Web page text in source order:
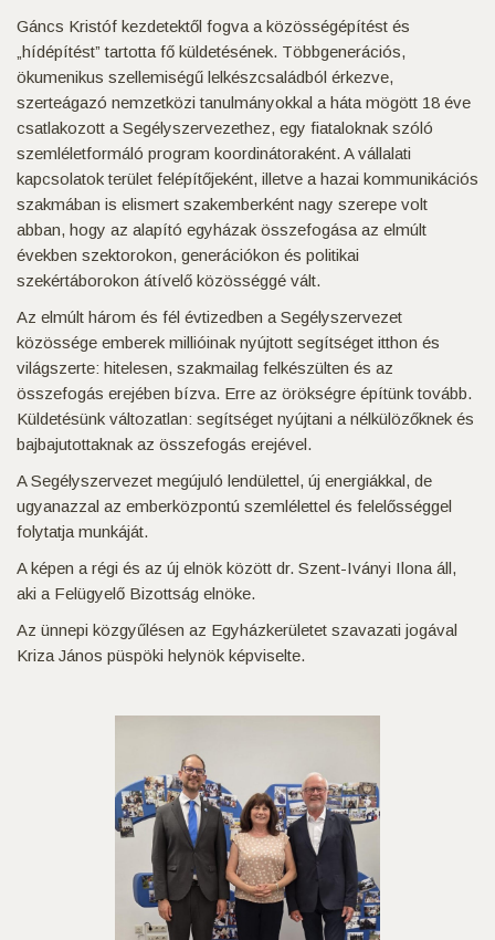
Gáncs Kristóf kezdetektől fogva a közösségépítést és
„hídépítést” tartotta fő küldetésének. Többgenerációs,
ökumenikus szellemiségű lelkészcsaládból érkezve,
szerteágazó nemzetközi tanulmányokkal a háta mögött 18 éve
csatlakozott a Segélyszervezethez, egy fiataloknak szóló
szemléletformáló program koordinátoraként. A vállalati
kapcsolatok terület felépítőjeként, illetve a hazai kommunikációs
szakmában is elismert szakemberként nagy szerepe volt
abban, hogy az alapító egyházak összefogása az elmúlt
években szektorokon, generációkon és politikai
szekértáborokon átívelő közösséggé vált.
Az elmúlt három és fél évtizedben a Segélyszervezet
közössége emberek millióinak nyújtott segítséget itthon és
világszerte: hitelesen, szakmailag felkészülten és az
összefogás erejében bízva. Erre az örökségre építünk tovább.
Küldetésünk változatlan: segítséget nyújtani a nélkülözőknek és
bajbajutottaknak az összefogás erejével.
A Segélyszervezet megújuló lendülettel, új energiákkal, de
ugyanazzal az emberközpontú szemlélettel és felelősséggel
folytatja munkáját.
A képen a régi és az új elnök között dr. Szent-Iványi Ilona áll,
aki a Felügyelő Bizottság elnöke.
Az ünnepi közgyűlésen az Egyházkerületet szavazati jogával
Kriza János püspöki helynök képviselte.